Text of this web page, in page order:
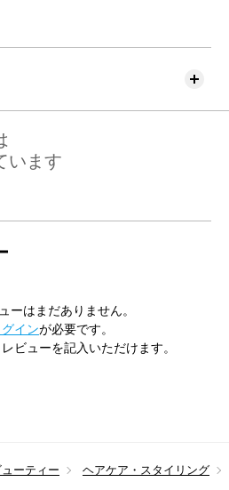
います
ーはまだありません。
グインが必要です。
ビューを記入いただけます。
ーティー ヘアケア・スタイリング